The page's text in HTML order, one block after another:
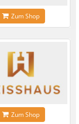
Zum Shop
Zum Shop